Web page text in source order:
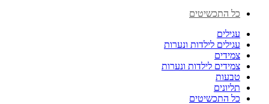
כל התכשיטים
עגילים
עגילים לילדות ונערות
צמידים
צמידים לילדות ונערות
טבעות
תליונים
כל התכשיטים